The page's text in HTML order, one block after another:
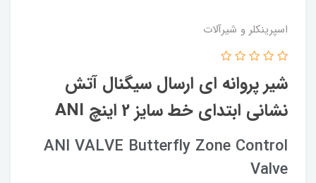
اسپرینکلر و شیرآلات
شیر پروانه ای ارسال سیگنال آتش
نشانی ابتدای خط سایز 2 اینچ ANI
ANI VALVE Butterfly Zone Control
Valve